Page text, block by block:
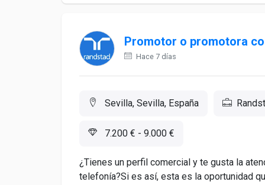
Promotor o promotora
Hace 7 días
Sevilla, Sevilla, España
7.200 € - 9.000 €
¿Tienes un perfil comercial y te gusta la
telefonía?Si es así, esta es la oportunidad